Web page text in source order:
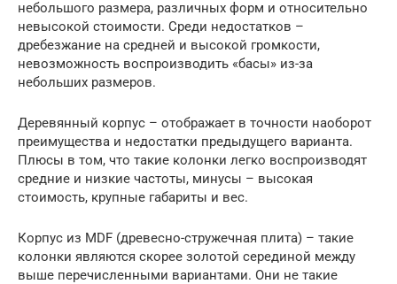
небольшого размера, различных форм и относительно
невысокой стоимости. Среди недостатков –
дребезжание на средней и высокой громкости,
невозможность воспроизводить «басы» из-за
небольших размеров.
Деревянный корпус – отображает в точности наоборот
преимущества и недостатки предыдущего варианта.
Плюсы в том, что такие колонки легко воспроизводят
средние и низкие частоты, минусы – высокая
стоимость, крупные габариты и вес.
Корпус из MDF (древесно-стружечная плита) – такие
колонки являются скорее золотой серединой между
выше перечисленными вариантами. Они не такие